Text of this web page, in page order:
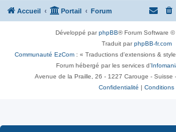
Accueil Portail Forum
Développé parphpBB® Forum Software ©
Traduit parphpBB-fr.com
Communauté EzCom : « Traductions d'extensions &
Forum hébergé par les services d’
Avenue de la Praille, 26 - 1227 Carouge -
Confidentialité
Conditions